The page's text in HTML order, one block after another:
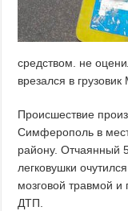
средством. не
врезался в
Происшествие
Симферополь в
району. Отчаянный
легковушки
мозговой травмой
ДТП.